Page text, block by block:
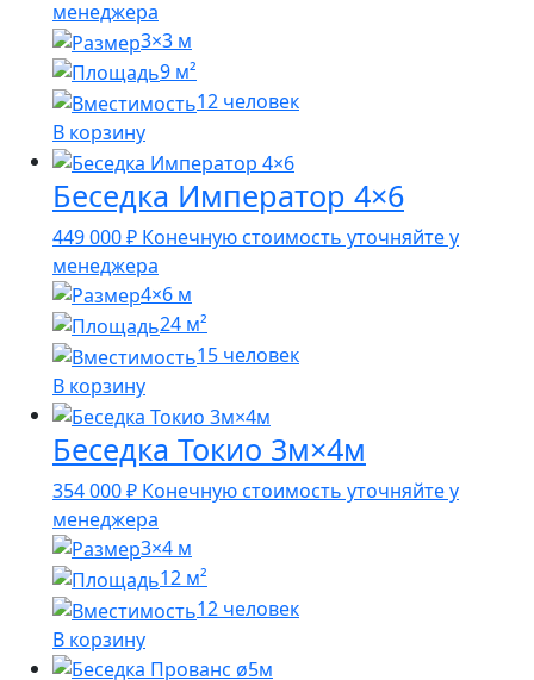
менеджера
3×3 м
9 м²
12 человек
В корзину
Беседка Император 4×6
449 000₽ Конечную стоимость уточняйте у
менеджера
4×6 м
24 м²
15 человек
В корзину
Беседка Токио 3м×4м
354 000₽ Конечную стоимость уточняйте у
менеджера
3×4 м
12 м²
12 человек
В корзину